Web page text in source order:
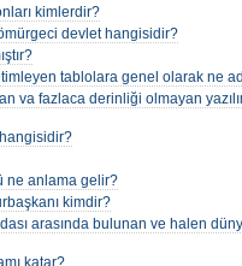
kimlerdir?
devlet hangisidir?
tablolara genel olarak ne
va fazlaca derinliği olmayan
ne anlama gelir?
kimdir?
arasında bulunan ve halen
katar?